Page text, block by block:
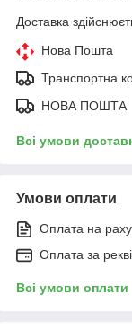
Доставка
Нова Пошта
Транспортна
НОВА ПОШТА
Всі умови
Умови оплати
Оплата на
Оплата за
Всі умови оплати